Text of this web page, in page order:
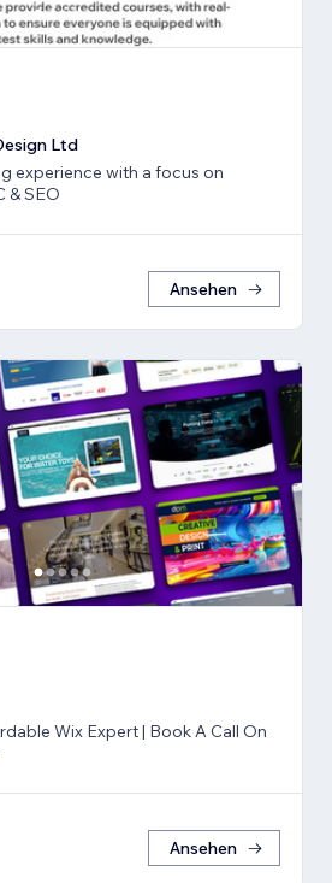
Ltd
experience with a focus on
& SEO
Ansehen
Wix Expert | Book A Call On
Ansehen